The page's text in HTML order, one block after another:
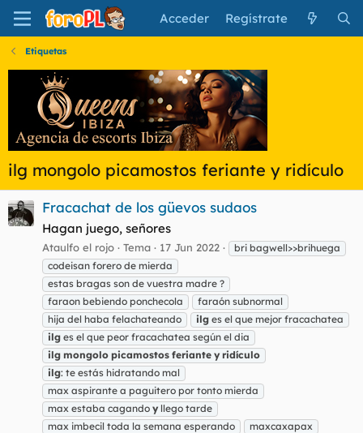
Acceder Regístrate
Etiquetas
ilg mongolo picamostos feriante y ridículo
Fracachat de los güevos sudaos
Hagan juego, señores
Ataulfo el rojo Tema 17 Jun 2022
bri bagwell>>brihuega
codeisan forero de mierda
estas bragas son de vuestra madre ?
faraon bebiendo ponchecola
faraón subnormal
hija del haba felachateando
ilg es el que mejor fracachatea
ilg es el que peor fracachatea según el dia
ilg mongolo picamostos feriante y ridículo
ilg: te estás hidratando mal
max aspirante a paguitero por tonto mierda
max estaba cagando y llego tarde
max imbecil toda la semana esperando
maxcaxapax